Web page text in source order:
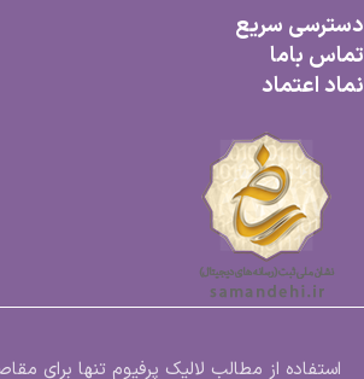
دسترسی سریع
تماس باما
نماد اعتماد
استفاده از مطالب لالیک پرفیوم تنها برای